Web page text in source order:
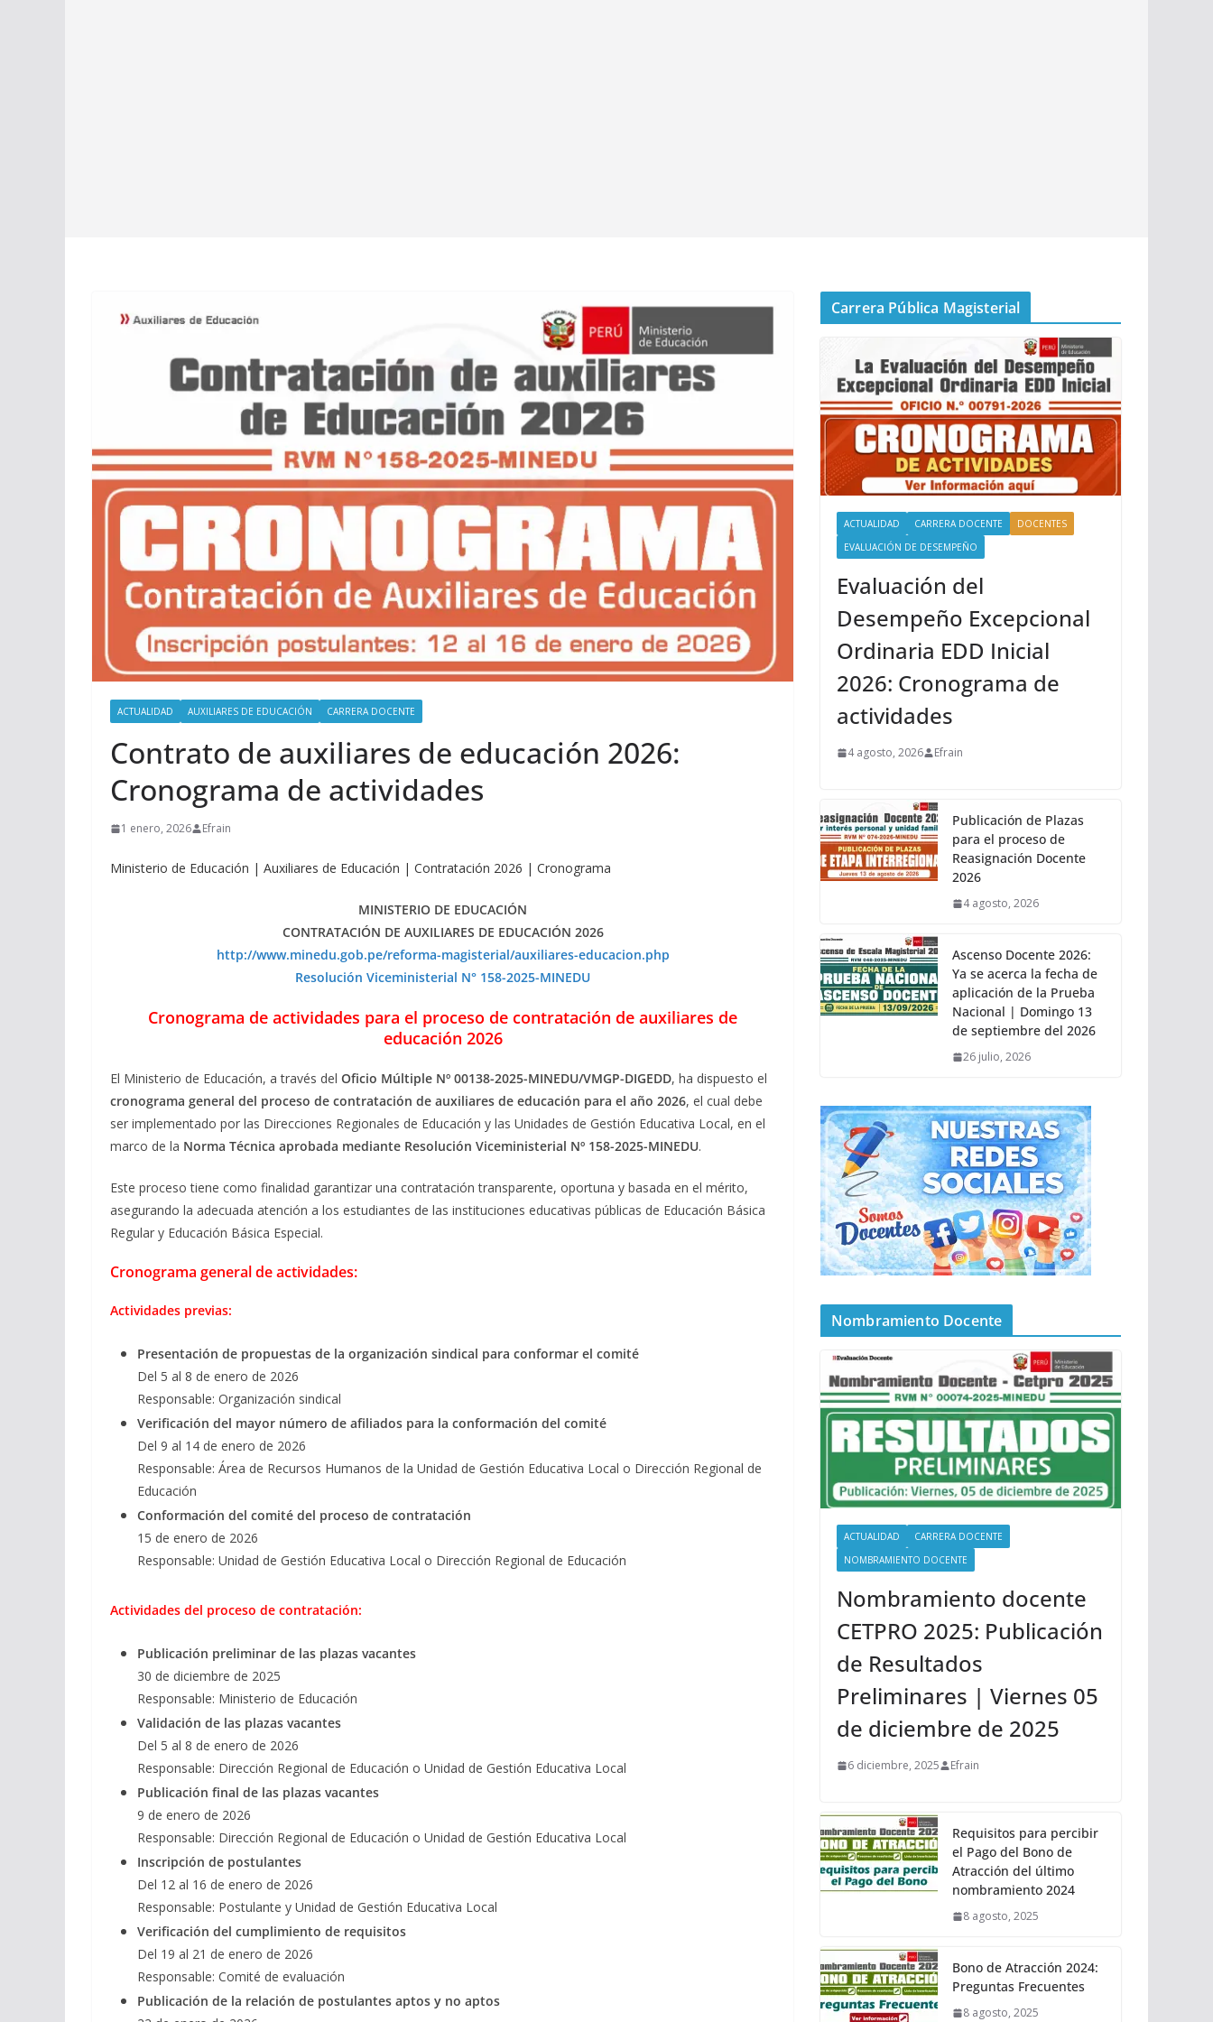
ACTUALIDAD AUXILIARES DE EDUCACIÓN CARRERA DOCENTE
Contrato de auxiliares de educación 2026:
Cronograma de actividades
1 enero, 2026 Efrain
Ministerio de Educación | Auxiliares de Educación | Contratación 2026 | Cronograma
MINISTERIO DE EDUCACIÓN
CONTRATACIÓN DE AUXILIARES DE EDUCACIÓN 2026
http://www.minedu.gob.pe/reforma-magisterial/auxiliares-educacion.php
Resolución Viceministerial N° 158-2025-MINEDU
Cronograma de actividades para el proceso de contratación de auxiliares de
educación 2026
El Ministerio de Educación, a través del Oficio Múltiple Nº 00138-2025-MINEDU/VMGP-DIGEDD, ha dispuesto el
cronograma general del proceso de contratación de auxiliares de educación para el año 2026, el cual debe
ser implementado por las Direcciones Regionales de Educación y las Unidades de Gestión Educativa Local, en el
marco de la Norma Técnica aprobada mediante Resolución Viceministerial Nº 158-2025-MINEDU.
Este proceso tiene como finalidad garantizar una contratación transparente, oportuna y basada en el mérito,
asegurando la adecuada atención a los estudiantes de las instituciones educativas públicas de Educación Básica
Regular y Educación Básica Especial.
Cronograma general de actividades:
Actividades previas:
Presentación de propuestas de la organización sindical para conformar el comité
Del 5 al 8 de enero de 2026
Responsable: Organización sindical
Verificación del mayor número de afiliados para la conformación del comité
Del 9 al 14 de enero de 2026
Responsable: Área de Recursos Humanos de la Unidad de Gestión Educativa Local o Dirección Regional de
Educación
Conformación del comité del proceso de contratación
15 de enero de 2026
Responsable: Unidad de Gestión Educativa Local o Dirección Regional de Educación
Actividades del proceso de contratación:
Publicación preliminar de las plazas vacantes
30 de diciembre de 2025
Responsable: Ministerio de Educación
Validación de las plazas vacantes
Del 5 al 8 de enero de 2026
Responsable: Dirección Regional de Educación o Unidad de Gestión Educativa Local
Publicación final de las plazas vacantes
9 de enero de 2026
Responsable: Dirección Regional de Educación o Unidad de Gestión Educativa Local
Inscripción de postulantes
Del 12 al 16 de enero de 2026
Responsable: Postulante y Unidad de Gestión Educativa Local
Verificación del cumplimiento de requisitos
Del 19 al 21 de enero de 2026
Responsable: Comité de evaluación
Publicación de la relación de postulantes aptos y no aptos
Carrera Pública Magisterial
ACTUALIDAD CARRERA DOCENTE
DOCENTES
EVALUACIÓN DE DESEMPEÑO
Evaluación del
Desempeño Excepcional
Ordinaria EDD Inicial
2026: Cronograma de
actividades
4 agosto, 2026 Efrain
Publicación de Plazas
para el proceso de
Reasignación Docente
2026
4 agosto, 2026
Ascenso Docente 2026:
Ya se acerca la fecha de
aplicación de la Prueba
Nacional | Domingo 13
de septiembre del 2026
26 julio, 2026
Nombramiento Docente
ACTUALIDAD
CARRERA DOCENTE
NOMBRAMIENTO DOCENTE
Nombramiento docente
CETPRO 2025: Publicación
de Resultados
Preliminares | Viernes 05
de diciembre de 2025
6 diciembre, 2025 Efrain
Requisitos para percibir
el Pago del Bono de
Atracción del último
nombramiento 2024
8 agosto, 2025
Bono de Atracción 2024:
Preguntas Frecuentes
8 agosto, 2025